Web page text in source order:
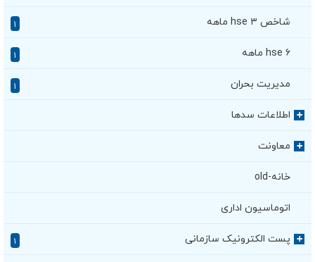
شاخص hse ۳ ماهه
hse ۶ ماهه
مدیریت بحران
+ اطلاعات سدها
+ معاونت
خانه-old
اتوماسیون اداری
+ پست الکترونیک سازمانی